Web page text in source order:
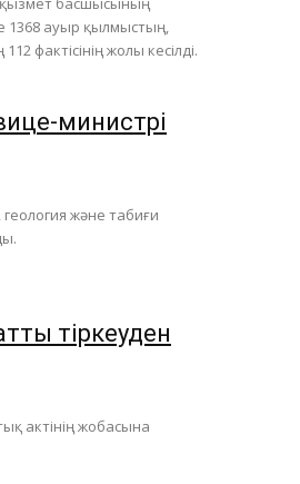
1368 ауыр қылмыстың,
фактісінің жолы кесілді.
министрі
және табиғи
тіркеуден
актінің жобасына